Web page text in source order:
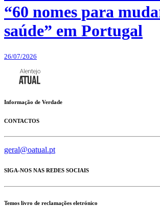
“60 nomes para
saúde” em Portugal
26/07/2026
Informação de Verdade
CONTACTOS
geral@oatual.pt
SIGA-NOS NAS REDES SOCIAIS
Temos livro de reclamações eletrónico